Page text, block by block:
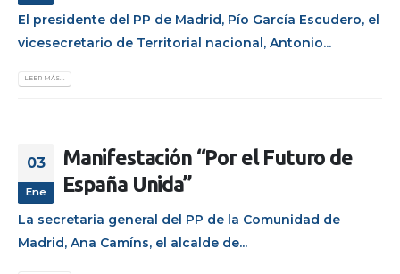
El presidente del PP de Madrid, Pío García Escudero, el
vicesecretario de Territorial nacional, Antonio...
LEER MÁS...
03
Ene
Manifestación “Por el Futuro de
España Unida”
La secretaria general del PP de la Comunidad de
Madrid, Ana Camíns, el alcalde de...